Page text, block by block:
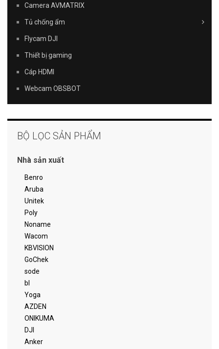
Camera AVMATRIX
Tủ chống ẩm
Flycam DJI
Thiết bị gaming
Cáp HDMI
Webcam OBSBOT
BỘ LỌC SẢN PHẨM
Nhà sản xuất
Benro
Aruba
Unitek
Poly
Noname
Wacom
KBVISION
GoChek
sode
bl
Yoga
AZDEN
ONIKUMA
DJI
Anker